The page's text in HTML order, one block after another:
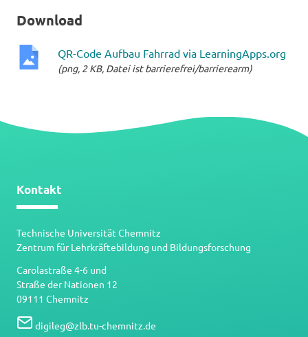
Download
QR-Code Aufbau Fahrrad via LearningApps.org
(png, 2 KB, Datei ist barrierefrei/barrierearm)
Kontakt
Technische Universität Chemnitz
Zentrum für Lehrkräftebildung und Bildungsforschung
Carolastraße 4-6 und
Straße der Nationen 12
09111 Chemnitz
digileg@zlb.tu-chemnitz.de